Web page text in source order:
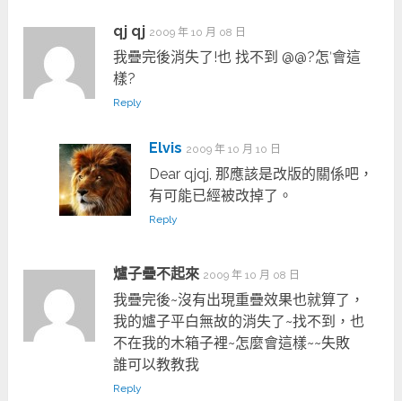
qj qj 2009 年 10 月 08 日
我疊完後消失了!也 找不到 @@?怎ˋ會這
樣?
Reply
Elvis 2009 年 10 月 10 日
Dear qjqj, 那應該是改版的關係吧，
有可能已經被改掉了。
Reply
爐子疊不起來 2009 年 10 月 08 日
我疊完後~沒有出現重疊效果也就算了，
我的爐子平白無故的消失了~找不到，也
不在我的木箱子裡~怎麼會這樣~~失敗
誰可以教教我
Reply